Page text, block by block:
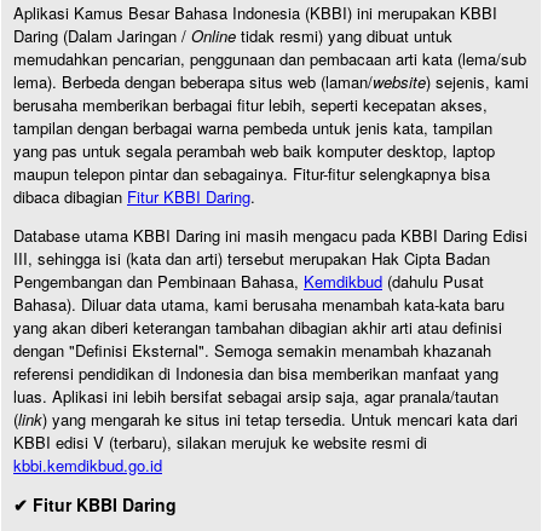
Aplikasi Kamus Besar Bahasa Indonesia (KBBI) ini merupakan KBBI
Daring (Dalam Jaringan / Online tidak resmi) yang dibuat untuk
memudahkan pencarian, penggunaan dan pembacaan arti kata (lema/sub
lema). Berbeda dengan beberapa situs web (laman/website) sejenis, kami
berusaha memberikan berbagai fitur lebih, seperti kecepatan akses,
tampilan dengan berbagai warna pembeda untuk jenis kata, tampilan
yang pas untuk segala perambah web baik komputer desktop, laptop
maupun telepon pintar dan sebagainya. Fitur-fitur selengkapnya bisa
dibaca dibagian Fitur KBBI Daring.
Database utama KBBI Daring ini masih mengacu pada KBBI Daring Edisi
III, sehingga isi (kata dan arti) tersebut merupakan Hak Cipta Badan
Pengembangan dan Pembinaan Bahasa, Kemdikbud (dahulu Pusat
Bahasa). Diluar data utama, kami berusaha menambah kata-kata baru
yang akan diberi keterangan tambahan dibagian akhir arti atau definisi
dengan "Definisi Eksternal". Semoga semakin menambah khazanah
referensi pendidikan di Indonesia dan bisa memberikan manfaat yang
luas. Aplikasi ini lebih bersifat sebagai arsip saja, agar pranala/tautan
(link) yang mengarah ke situs ini tetap tersedia. Untuk mencari kata dari
KBBI edisi V (terbaru), silakan merujuk ke website resmi di
kbbi.kemdikbud.go.id
✔ Fitur KBBI Daring